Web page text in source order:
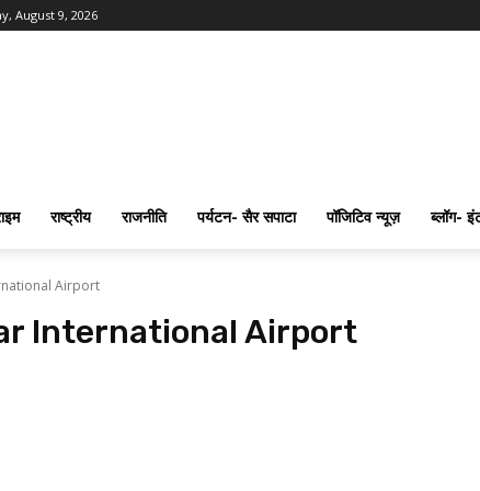
August 9, 2026
राष्ट्रीय राजनीति पर्यटन- सैर सपाटा पॉजिटिव न्यूज़ ब्लॉग-
Airport
International Airport